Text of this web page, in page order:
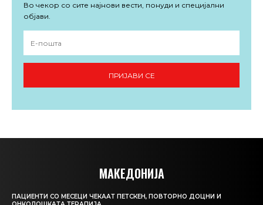
Во чекор со сите најнови вести, понуди и специјални
објави.
ПРИЈАВИ СЕ
МАКЕДОНИЈА
ПАЦИЕНТИ СО МЕСЕЦИ ЧЕКААТ ПЕТСКЕН, ПОВТОРНО ДОЦНИ И